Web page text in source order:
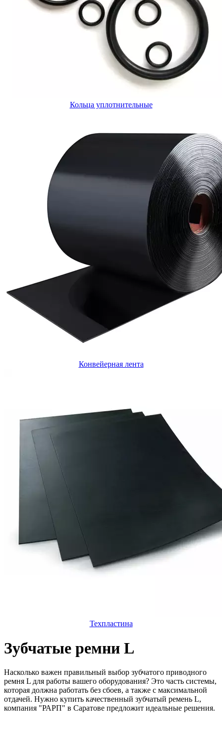
Кольца уплотнительные
Конвейерная лента
Техпластина
Зубчатые ремни L
Насколько важен правильный выбор зубчатого приводного
ремня L для работы вашего оборудования? Это часть системы,
которая должна работать без сбоев, а также с максимальной
отдачей. Нужно купить качественный зубчатый ремень L,
компания "РАРП" в Саратове предложит идеальные решения.